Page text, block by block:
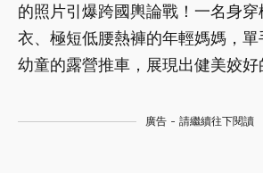
的照片引爆跨國輿論戰！一名身
衣、極短低腰熱褲的年輕媽媽，
幼童的露營推車，展現出健美姣好
廣告 - 請繼續往下閱讀